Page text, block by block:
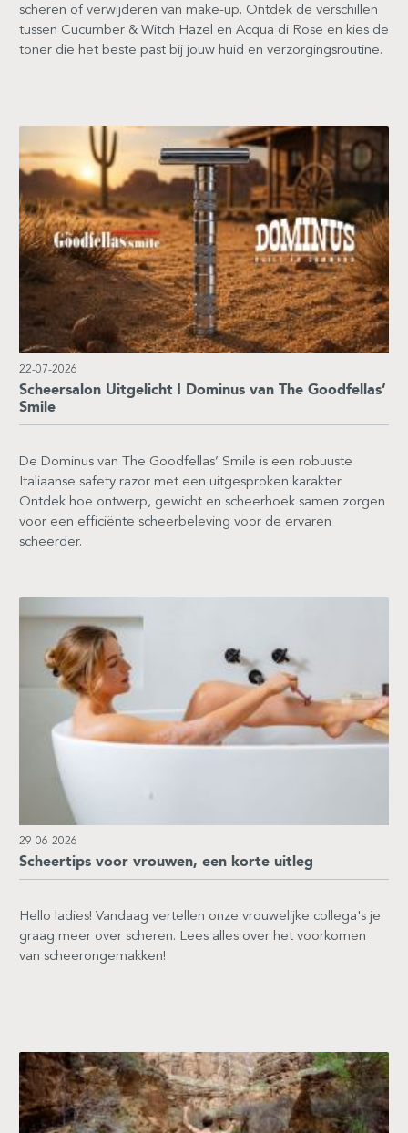
scheren of verwijderen van make-up. Ontdek de verschillen
tussen Cucumber & Witch Hazel en Acqua di Rose en kies de
toner die het beste past bij jouw huid en verzorgingsroutine.
22-07-2026
Scheersalon Uitgelicht | Dominus van The Goodfellas’
Smile
De Dominus van The Goodfellas’ Smile is een robuuste
Italiaanse safety razor met een uitgesproken karakter.
Ontdek hoe ontwerp, gewicht en scheerhoek samen zorgen
voor een efficiënte scheerbeleving voor de ervaren
scheerder.
29-06-2026
Scheertips voor vrouwen, een korte uitleg
Hello ladies! Vandaag vertellen onze vrouwelijke collega's je
graag meer over scheren. Lees alles over het voorkomen
van scheerongemakken!